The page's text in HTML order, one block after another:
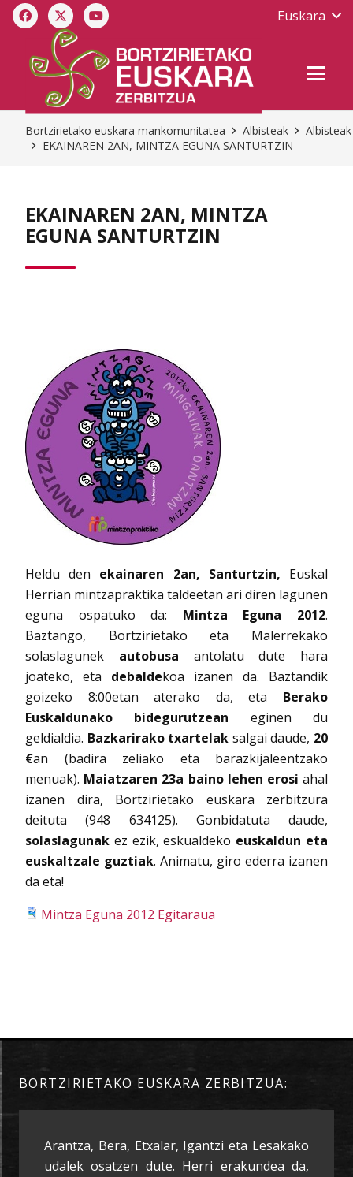
Euskara
Bortzirietako euskara mankomunitatea Albisteak
Albisteak
EKAINAREN 2AN, MINTZA EGUNA SANTURTZIN
EKAINAREN 2AN, MINTZA
EGUNA SANTURTZIN
Heldu den ekainaren 2an, Santurtzin, Euskal
Herrian mintzapraktika taldeetan ari diren lagunen
eguna ospatuko da: Mintza Eguna 2012.
Baztango, Bortzirietako eta Malerrekako
solaslagunek autobusa antolatu dute hara
joateko, eta debaldekoa izanen da. Baztandik
goizeko 8:00etan aterako da, eta Berako
Euskaldunako bidegurutzean eginen du
geldialdia. Bazkarirako txartelak salgai daude, 20
€an (badira zeliako eta barazkijaleentzako
menuak). Maiatzaren 23a baino lehen erosi ahal
izanen dira, Bortzirietako euskara zerbitzura
deituta (948 634125). Gonbidatuta daude,
solaslagunak ez ezik, eskualdeko euskaldun eta
euskaltzale guztiak. Animatu, giro ederra izanen
da eta!
Mintza Eguna 2012 Egitaraua
BORTZIRIETAKO EUSKARA ZERBITZUA:
Arantza, Bera, Etxalar, Igantzi eta Lesakako
udalek osatzen dute. Herri erakundea da,